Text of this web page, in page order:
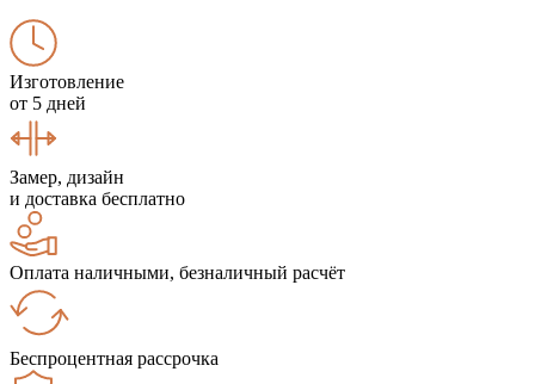
Изготовление
от 5 дней
Замер, дизайн
и доставка бесплатно
Оплата наличными, безналичный расчёт
Беспроцентная рассрочка